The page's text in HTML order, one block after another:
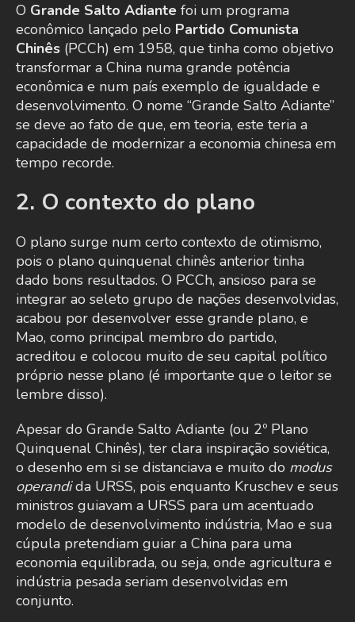
O Grande Salto Adiante foi um programa
econômico lançado pelo Partido Comunista
Chinês (PCCh) em 1958, que tinha como objetivo
transformar a China numa grande potência
econômica e num país exemplo de igualdade e
desenvolvimento. O nome “Grande Salto Adiante”
se deve ao fato de que, em teoria, este teria a
capacidade de modernizar a economia chinesa em
tempo recorde.
2. O contexto do plano
O plano surge num certo contexto de otimismo,
pois o plano quinquenal chinês anterior tinha
dado bons resultados. O PCCh, ansioso para se
integrar ao seleto grupo de nações desenvolvidas,
acabou por desenvolver esse grande plano, e
Mao, como principal membro do partido,
acreditou e colocou muito de seu capital político
próprio nesse plano (é importante que o leitor se
lembre disso).
Apesar do Grande Salto Adiante (ou 2º Plano
Quinquenal Chinês), ter clara inspiração soviética,
o desenho em si se distanciava e muito do modus
operandida URSS, pois enquanto Kruschev e seus
ministros guiavam a URSS para um acentuado
modelo de desenvolvimento indústria, Mao e sua
cúpula pretendiam guiar a China para uma
economia equilibrada, ou seja, onde agricultura e
indústria pesada seriam desenvolvidas em
conjunto.